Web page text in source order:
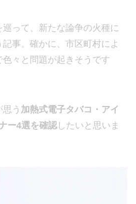
って、新たな論争の火種に
事。確かに、市区町村によ
色々と問題が起きそうです
う 加熱式電子タバコ・アイ
ー4選を確認したいと思いま